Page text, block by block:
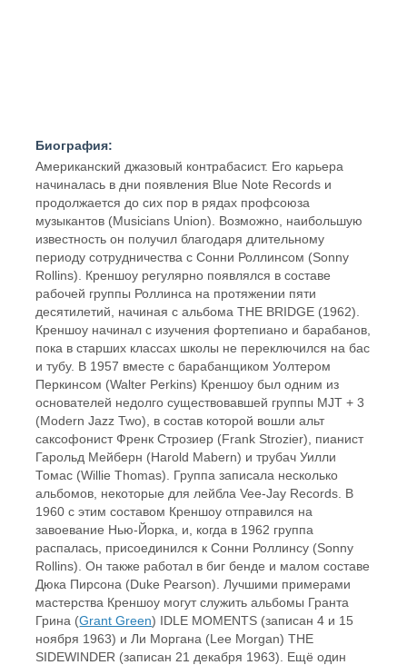
Биография:
Американский джазовый контрабасист. Его карьера
начиналась в дни появления Blue Note Records и
продолжается до сих пор в рядах профсоюза
музыкантов (Musicians Union). Возможно, наибольшую
известность он получил благодаря длительному
периоду сотрудничества с Сонни Роллинсом (Sonny
Rollins). Креншоу регулярно появлялся в составе
рабочей группы Роллинса на протяжении пяти
десятилетий, начиная с альбома THE BRIDGE (1962).
Креншоу начинал с изучения фортепиано и барабанов,
пока в старших классах школы не переключился на бас
и тубу. В 1957 вместе с барабанщиком Уолтером
Перкинсом (Walter Perkins) Креншоу был одним из
основателей недолго существовавшей группы MJT + 3
(Modern Jazz Two), в состав которой вошли альт
саксофонист Френк Строзиер (Frank Strozier), пианист
Гарольд Мейберн (Harold Mabern) и трубач Уилли
Томас (Willie Thomas). Группа записала несколько
альбомов, некоторые для лейбла Vee-Jay Records. В
1960 с этим составом Креншоу отправился на
завоевание Нью-Йорка, и, когда в 1962 группа
распалась, присоединился к Сонни Роллинсу (Sonny
Rollins). Он также работал в биг бенде и малом составе
Дюка Пирсона (Duke Pearson). Лучшими примерами
мастерства Креншоу могут служить альбомы Гранта
Грина (Grant Green) IDLE MOMENTS (записан 4 и 15
ноября 1963) и Ли Моргана (Lee Morgan) THE
SIDEWINDER (записан 21 декабря 1963). Ещё один